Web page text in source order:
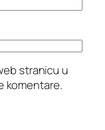
stranicu u
komentare.